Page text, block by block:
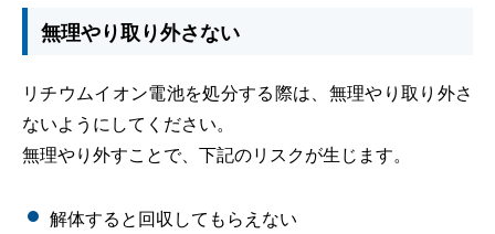
無理やり取り外さない
リチウムイオン電池を処分する際は、無理やり取り外さ
ないようにしてください。
無理やり外すことで、下記のリスクが生じます。
解体すると回収してもらえない